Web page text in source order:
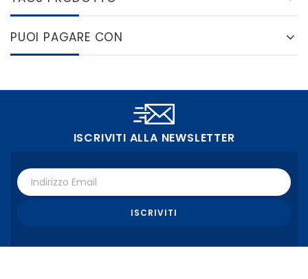
PUOI PAGARE CON
ISCRIVITI ALLA NEWSLETTER